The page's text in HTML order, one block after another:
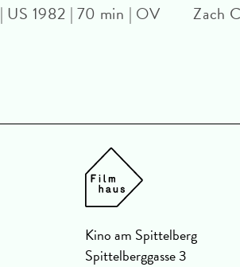
US 1982 | 70 min | OV Zach
Kino am Spittelberg
Spittelberggasse 3